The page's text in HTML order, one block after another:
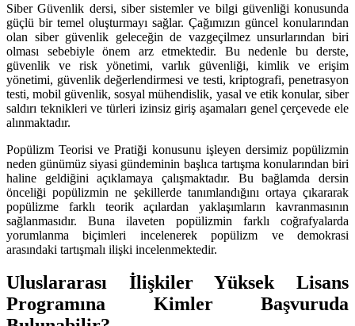
Siber Güvenlik dersi, siber sistemler ve bilgi güvenliği konusunda
güçlü bir temel oluşturmayı sağlar. Çağımızın güncel konularından
olan siber güvenlik geleceğin de vazgeçilmez unsurlarından biri
olması sebebiyle önem arz etmektedir. Bu nedenle bu derste,
güvenlik ve risk yönetimi, varlık güvenliği, kimlik ve erişim
yönetimi, güvenlik değerlendirmesi ve testi, kriptografi, penetrasyon
testi, mobil güvenlik, sosyal mühendislik, yasal ve etik konular, siber
saldırı teknikleri ve türleri izinsiz giriş aşamaları genel çerçevede ele
alınmaktadır.
Popülizm Teorisi ve Pratiği konusunu işleyen dersimiz popülizmin
neden günümüz siyasi gündeminin başlıca tartışma konularından biri
haline geldiğini açıklamaya çalışmaktadır. Bu bağlamda dersin
önceliği popülizmin ne şekillerde tanımlandığını ortaya çıkararak
popülizme farklı teorik açılardan yaklaşımların kavranmasının
sağlanmasıdır. Buna ilaveten popülizmin farklı coğrafyalarda
yorumlanma biçimleri incelenerek popülizm ve demokrasi
arasındaki tartışmalı ilişki incelenmektedir.
Uluslararası İlişkiler Yüksek Lisans
Programına Kimler Başvuruda